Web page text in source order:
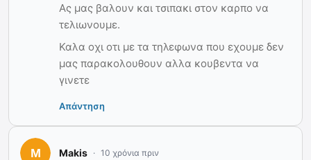
Ας μας βαλουν και τσιπακι στον καρπο να
τελιωνουμε.
Καλα οχι οτι με τα τηλεφωνα που εχουμε δεν
μας παρακολουθουν αλλα κουβεντα να
γινετε
Απάντηση
Makis 10 χρόνια πριν